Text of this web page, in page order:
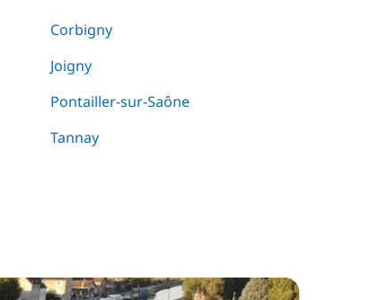
Corbigny
Joigny
Pontailler-sur-Saône
Tannay